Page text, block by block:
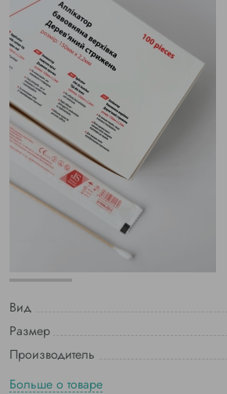
Вид
Размер
Производитель
Больше о товаре